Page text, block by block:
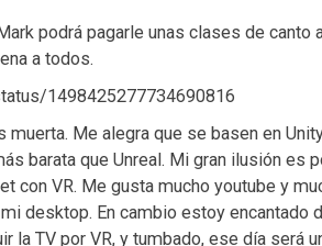
podrá pagarle unas clases de canto
a todos.
1498425277734690816
Me alegra que se basen en
barata que Unreal. Mi gran ilusión es
con VR. Me gusta mucho youtube y
desktop. En cambio estoy encantado
la TV por VR, y tumbado, ese día será